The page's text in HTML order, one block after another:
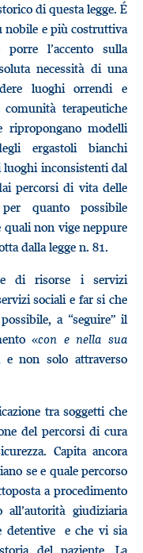
di questa legge. É
nobile e più costruttiva
l’accento sulla
necessità di una
luoghi orrendi e
terapeutiche
modelli
ergastoli bianchi
inconsistenti dal
percorsi di vita delle
quanto possibile
non vige neppure
dalla legge n. 81.
di risorse i servizi
sociali e far si che
a “seguire” il
«con e nella sua
non solo attraverso
tra soggetti che
del percorsi di cura
Capita ancora
se e quale percorso
a procedimento
giudiziaria
detentive e che vi sia
del paziente. La